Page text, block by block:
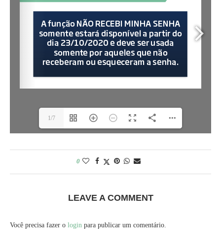
1/7
0
LEAVE A COMMENT
Você precisa fazer o login para publicar um comentário.